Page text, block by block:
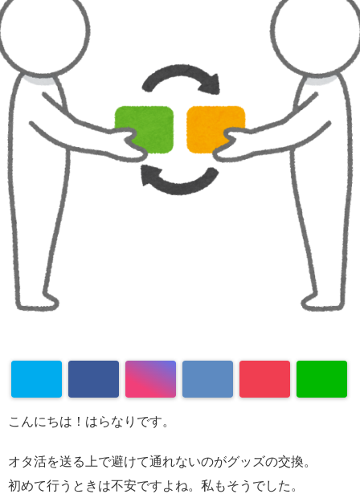
こんにちは！はらなりです。
オタ活を送る上で避けて通れないのがグッズの交換。
初めて行うときは不安ですよね。私もそうでした。